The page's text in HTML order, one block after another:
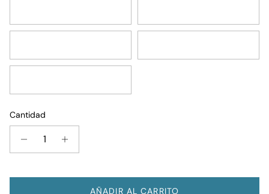
Cantidad
AÑADIR AL CARRITO